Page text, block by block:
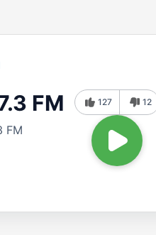
FM
FM
127 12